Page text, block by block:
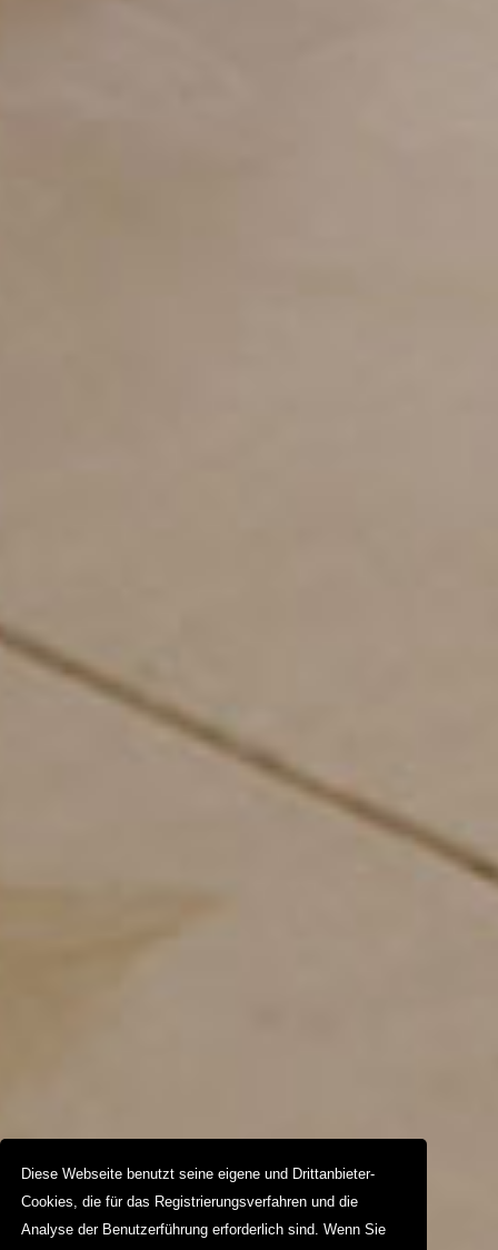
Diese Webseite benutzt seine eigene und Drittanbieter-
Cookies, die für das Registrierungsverfahren und die
Analyse der Benutzerführung erforderlich sind. Wenn Sie